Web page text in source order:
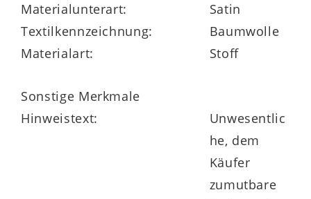
Materialunterart:
Satin
Textilkennzeichnung:
Baumwolle
Materialart:
Stoff
Sonstige Merkmale
Hinweistext:
Unwesentlic
he, dem
Käufer
zumutbare